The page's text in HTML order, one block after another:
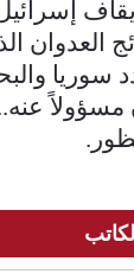
العدوان
سوريا
مسؤولاً